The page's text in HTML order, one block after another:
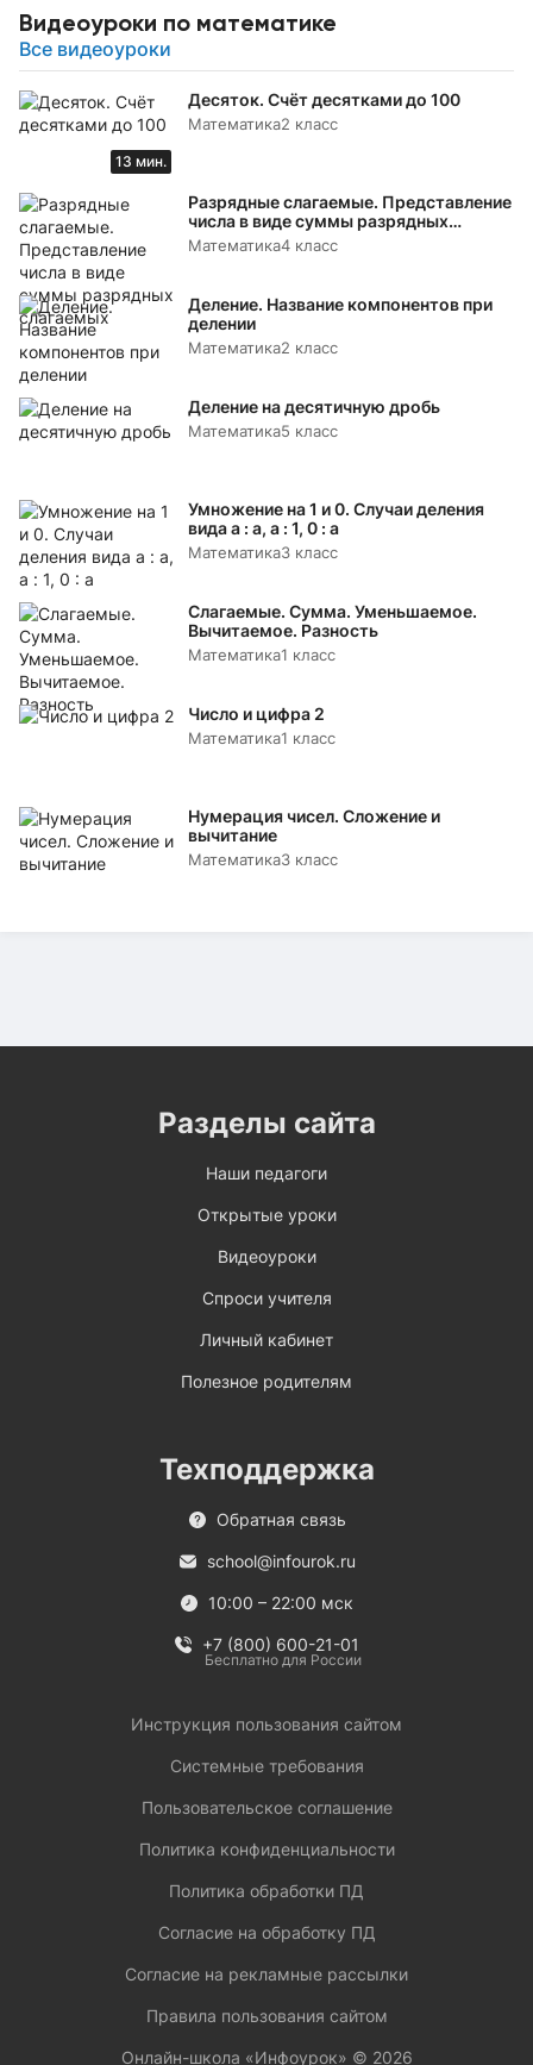
Видеоуроки по математике
Все видеоуроки
13 мин.
Десяток. Счёт десятками до 100
Математика2 класс
Разрядные слагаемые. Представление
числа в виде суммы разрядных
слагаемых
Математика4 класс
Деление. Название компонентов при
делении
Математика2 класс
Деление на десятичную дробь
Математика5 класс
Умножение на 1 и 0. Случаи деления
вида а : а, а : 1, 0 : а
Математика3 класс
Слагаемые. Сумма. Уменьшаемое.
Вычитаемое. Разность
Математика1 класс
Число и цифра 2
Математика1 класс
Нумерация чисел. Сложение и
вычитание
Математика3 класс
Разделы сайта
Наши педагоги
Открытые уроки
Видеоуроки
Спроси учителя
Личный кабинет
Полезное родителям
Техподдержка
Обратная связь
school@infourok.ru
10:00 – 22:00 мск
+7 (800) 600-21-01
Бесплатно для России
Инструкция пользования сайтом
Системные требования
Пользовательское соглашение
Политика конфиденциальности
Политика обработки ПД
Согласие на обработку ПД
Согласие на рекламные рассылки
Правила пользования сайтом
Онлайн-школа «Инфоурок» © 2026